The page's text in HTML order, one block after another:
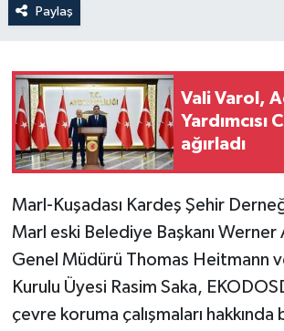
Paylaş
Vali Varol,
Yardımcısı
ağırladı
Marl-Kuşadası Kardeş Şehir
Marl eski Belediye Başkanı
Genel Müdürü Thomas Heitmann
Kurulu Üyesi Rasim Saka,
çevre koruma çalışmaları hakkında